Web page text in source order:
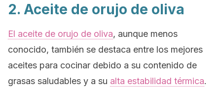
2. Aceite de orujo de oliva
El aceite de orujo de oliva, aunque menos
conocido, también se destaca entre los mejores
aceites para cocinar debido a su contenido de
grasas saludables y a su alta estabilidad térmica.